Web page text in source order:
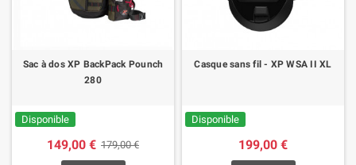
Sac à dos XP BackPack Pounch
280
Disponible
149,00 € 179,00 €
Casque sans fil - XP WSA II XL
Disponible
199,00 €